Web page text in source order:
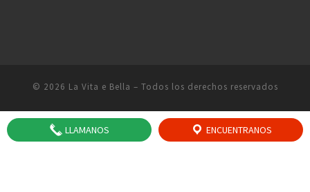
© 2026 La Vita e Bella – Todos los derechos reservados
LLAMANOS ENCUENTRANOS